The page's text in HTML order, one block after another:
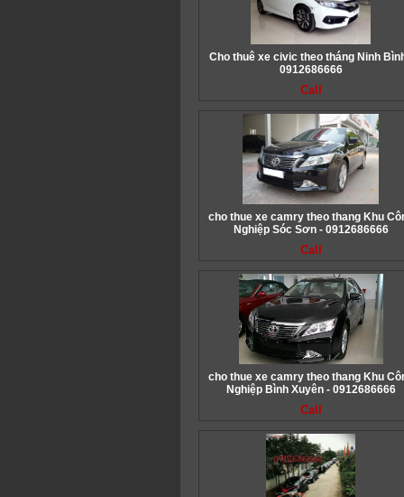
Cho thuê xe civic theo tháng Ninh
0912686666
Call
cho thue xe camry theo thang Khu
Nghiệp Sóc Sơn - 0912686666
Call
cho thue xe camry theo thang Khu
Nghiệp Bình Xuyên - 0912686666
Call